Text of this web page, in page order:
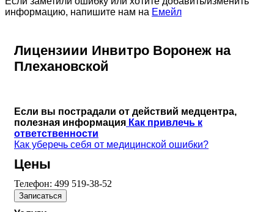
информацию, напишите нам на Емейл
Лицензиии Инвитро Воронеж на
Плехановской
Если вы пострадали от действий медцентра,
полезная информация Как привлечь к
ответственности
Как уберечь себя от медицинской ошибки?
Цены
Телефон: 499 519-38-52
Записаться